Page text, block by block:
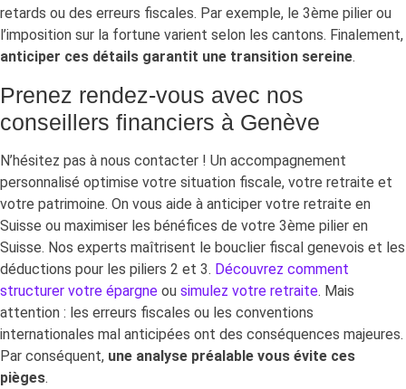
retards ou des erreurs fiscales. Par exemple, le 3ème pilier ou
l’imposition sur la fortune varient selon les cantons. Finalement,
anticiper ces détails garantit une transition sereine.
Prenez rendez-vous avec nos
conseillers financiers à Genève
N’hésitez pas à nous contacter ! Un accompagnement
personnalisé optimise votre situation fiscale, votre retraite et
votre patrimoine. On vous aide à anticiper votre retraite en
Suisse ou maximiser les bénéfices de votre 3ème pilier en
Suisse. Nos experts maîtrisent le bouclier fiscal genevois et les
déductions pour les piliers 2 et 3. Découvrez comment
structurer votre épargne ou simulez votre retraite. Mais
attention : les erreurs fiscales ou les conventions
internationales mal anticipées ont des conséquences majeures.
Par conséquent, une analyse préalable vous évite ces
pièges.